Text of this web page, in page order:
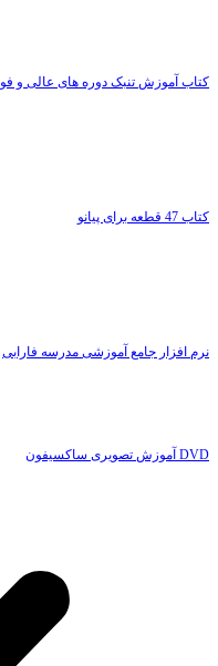
کتاب آموزش تنبک دوره های عالی و
کتاب 47 قطعه برای پیانو
نرم افزار جامع آموزشی مدرسه فارابی
DVD آموزش تصویری ساکسیفون